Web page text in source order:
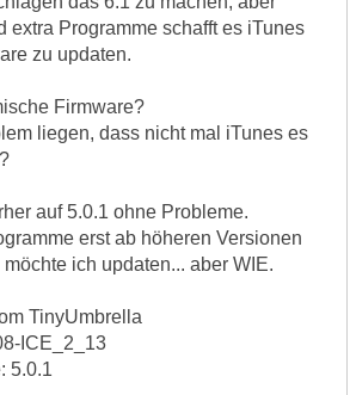
extra Programme schafft es iTunes
zu updaten.
Firmware?
liegen, dass nicht mal iTunes es
auf 5.0.1 ohne Probleme.
erst ab höheren Versionen
ich updaten... aber WIE.
TinyUmbrella
ICE_2_13
5.0.1